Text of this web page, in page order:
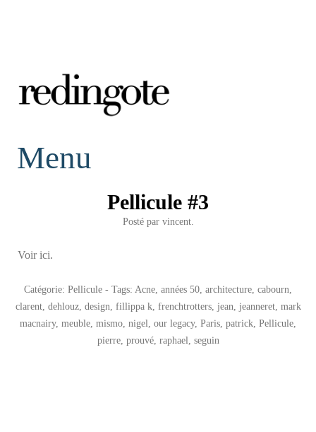
redingote.
Menu
Pellicule #3
Posté par vincent.
Voir ici.
Catégorie: Pellicule - Tags: Acne années 50 architecture cabourn
clarent, dehlouz, design fillippa k, frenchtrotters, jean jeanneret, mark
macnairy, meuble mismo nigel our legacy, Paris patrick Pellicule
pierre, prouvé, raphael seguin